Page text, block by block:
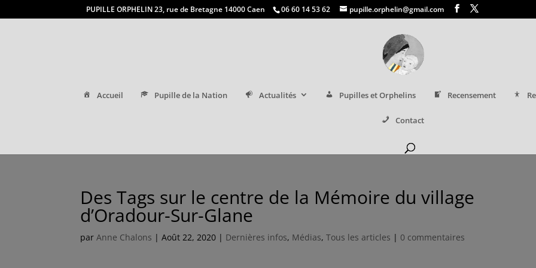
PUPILLE ORPHELIN 23, rue de Bretagne 14000 Caen 06 60 14 53 62 pupille.orphelin@gmail.com
Accueil Pupille de la Nation Actualités Pupilles et Orphelins Recensement
Contact
Des Tags sur le centre de la Mémoire du village
d’Oradour-Sur-Glane
parAnne Chalons |Août 22, 2020 | Dernières infos, Médias,Tous les articles | 0 commentaires